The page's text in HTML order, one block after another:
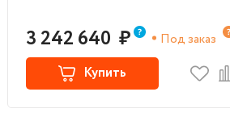
3 242 640 ₽ Под заказ
Купить